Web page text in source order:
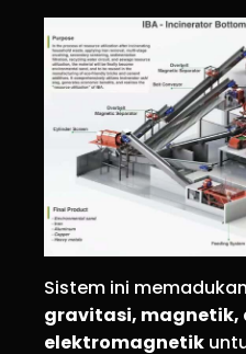
Sistem ini
gravitasi, magnetik,
elektromagnetik